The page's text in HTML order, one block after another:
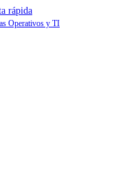
rápida
Operativos y TI